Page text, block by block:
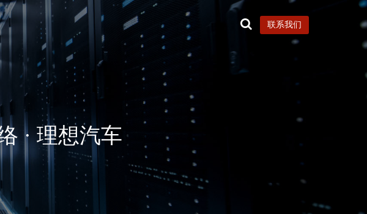
联系我们
· 理想汽车